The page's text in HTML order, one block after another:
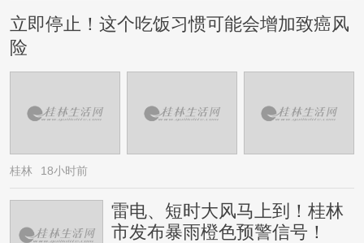
立即停止！这个吃饭习惯可能会增加致癌风
险
桂林 18小时前
雷电、短时大风马上到！桂林
市发布暴雨橙色预警信号！